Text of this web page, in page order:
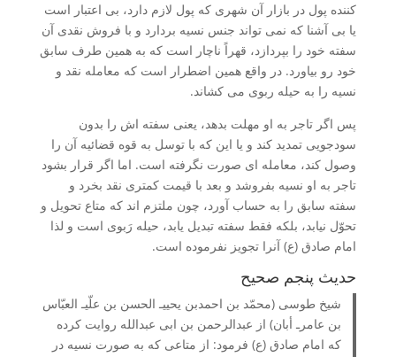
کننده پول در بازار آن شهری که پول لازم دارد، بی اعتبار است
یا بی آشنا که نمی تواند جنس نسیه بردارد و با فروش نقدی آن
سفته خود را بپردازد، قهراً ناچار است که به همین طرف سابق
خود رو بیاورد. در واقع همین اضطرار است که معامله نقد و
نسیه را به حیله ربوی می کشاند.
پس اگر تاجر به او مهلت بدهد، یعنی سفته اش را بدون
سودجویی تمدید کند و یا این که با توسل به قوه قضائیه آن را
وصول کند، معامله ای صورت نگرفته است. اما اگر قرار بشود
تاجر به او نسیه بفروشد و بعد با قیمت کمتری نقد بخرد و
سفته سابق را به حساب آورد، چون ملتزم اند که متاع تحویل و
تحوّل نیابد، بلکه فقط سفته تبدیل یابد، حیله رَبوی است و لذا
امام صادق (ع) آنرا تجویز نفرموده است.
حدیث پنجم صحیح
شیخ طوسی (محمّد بن احمدبن یحییـ الحسن بن علّیـ العبّاس
بن عامرـ أبان) از عبدالرحمن بن ابی عبدالله روایت کرده
که امام صادق (ع) فرمود: از متاعی که به صورت نسیه در